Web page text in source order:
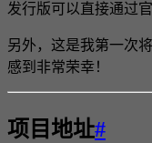
发行版可以直接通过
另外，这是我第一次
感到非常荣幸！
项目地址#